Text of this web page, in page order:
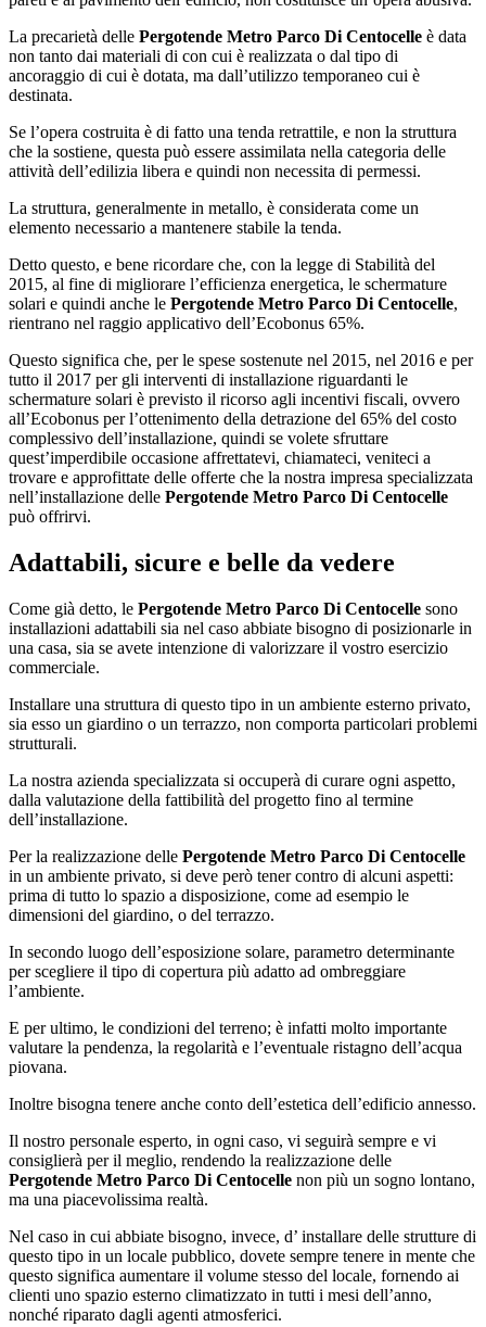
La precarietà delle Pergotende Metro Parco Di Centocelle è data
non tanto dai materiali di con cui è realizzata o dal tipo di
ancoraggio di cui è dotata, ma dall’utilizzo temporaneo cui è
destinata.
Se l’opera costruita è di fatto una tenda retrattile, e non la struttura
che la sostiene, questa può essere assimilata nella categoria delle
attività dell’edilizia libera e quindi non necessita di permessi.
La struttura, generalmente in metallo, è considerata come un
elemento necessario a mantenere stabile la tenda.
Detto questo, e bene ricordare che, con la legge di Stabilità del
2015, al fine di migliorare l’efficienza energetica, le schermature
solari e quindi anche le Pergotende Metro Parco Di Centocelle,
rientrano nel raggio applicativo dell’Ecobonus 65%.
Questo significa che, per le spese sostenute nel 2015, nel 2016 e per
tutto il 2017 per gli interventi di installazione riguardanti le
schermature solari è previsto il ricorso agli incentivi fiscali, ovvero
all’Ecobonus per l’ottenimento della detrazione del 65% del costo
complessivo dell’installazione, quindi se volete sfruttare
quest’imperdibile occasione affrettatevi, chiamateci, veniteci a
trovare e approfittate delle offerte che la nostra impresa specializzata
nell’installazione delle Pergotende Metro Parco Di Centocelle
può offrirvi.
Adattabili, sicure e belle da vedere
Come già detto, le Pergotende Metro Parco Di Centocelle sono
installazioni adattabili sia nel caso abbiate bisogno di posizionarle in
una casa, sia se avete intenzione di valorizzare il vostro esercizio
commerciale.
Installare una struttura di questo tipo in un ambiente esterno privato,
sia esso un giardino o un terrazzo, non comporta particolari problemi
strutturali.
La nostra azienda specializzata si occuperà di curare ogni aspetto,
dalla valutazione della fattibilità del progetto fino al termine
dell’installazione.
Per la realizzazione delle Pergotende Metro Parco Di Centocelle
in un ambiente privato, si deve però tener contro di alcuni aspetti:
prima di tutto lo spazio a disposizione, come ad esempio le
dimensioni del giardino, o del terrazzo.
In secondo luogo dell’esposizione solare, parametro determinante
per scegliere il tipo di copertura più adatto ad ombreggiare
l’ambiente.
E per ultimo, le condizioni del terreno; è infatti molto importante
valutare la pendenza, la regolarità e l’eventuale ristagno dell’acqua
piovana.
Inoltre bisogna tenere anche conto dell’estetica dell’edificio annesso.
Il nostro personale esperto, in ogni caso, vi seguirà sempre e vi
consiglierà per il meglio, rendendo la realizzazione delle
Pergotende Metro Parco Di Centocelle non più un sogno lontano,
ma una piacevolissima realtà.
Nel caso in cui abbiate bisogno, invece, d’ installare delle strutture di
questo tipo in un locale pubblico, dovete sempre tenere in mente che
questo significa aumentare il volume stesso del locale, fornendo ai
clienti uno spazio esterno climatizzato in tutti i mesi dell’anno,
nonché riparato dagli agenti atmosferici.